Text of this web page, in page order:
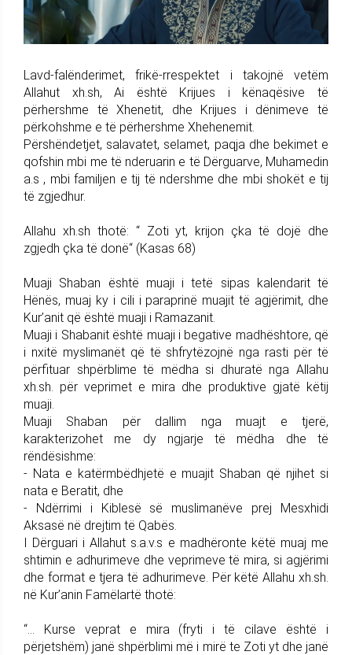
Lavd-falënderimet, frikë-rrespektet i takojnë vetëm
Allahut xh.sh, Ai është Krijues i kënaqësive të
përhershme të Xhenetit, dhe Krijues i dënimeve të
përkohshme e të përhershme Xhehenemit.
Përshëndetjet, salavatet, selamet, paqja dhe bekimet e
qofshin mbi me të nderuarin e të Dërguarve, Muhamedin
a.s , mbi familjen e tij të ndershme dhe mbi shokët e tij
të zgjedhur.
Allahu xh.sh thotë: “ Zoti yt, krijon çka të dojë dhe
zgjedh çka të donë“ (Kasas 68)
Muaji Shaban është muaji i tetë sipas kalendarit të
Hënës, muaj ky i cili i paraprinë muajit të agjërimit, dhe
Kur’anit që është muaji i Ramazanit.
Muaji i Shabanit është muaji i begative madhështore, që
i nxitë myslimanët që të shfrytëzojnë nga rasti për të
përfituar shpërblime të mëdha si dhuratë nga Allahu
xh.sh. për veprimet e mira dhe produktive gjatë këtij
muaji.
Muaji Shaban për dallim nga muajt e tjerë,
karakterizohet me dy ngjarje të mëdha dhe të
rëndësishme:
- Nata e katërmbëdhjetë e muajit Shaban që njihet si
nata e Beratit, dhe
- Ndërrimi i Kiblesë së muslimanëve prej Mesxhidi
Aksasë në drejtim të Qabës.
I Dërguari i Allahut s.a.v.s e madhëronte këtë muaj me
shtimin e adhurimeve dhe veprimeve të mira, si agjërimi
dhe format e tjera të adhurimeve. Për këtë Allahu xh.sh.
në Kur’anin Famëlartë thotë:
“… Kurse veprat e mira (fryti i të cilave është i
përjetshëm) janë shpërblimi më i mirë te Zoti yt dhe janë